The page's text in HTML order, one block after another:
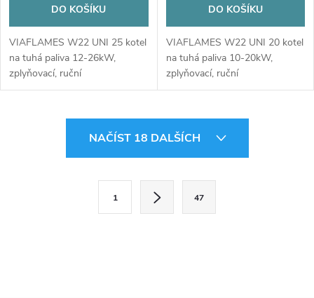
DO KOŠÍKU
VIAFLAMES W22 UNI 25 kotel
na tuhá paliva 12-26kW,
zplyňovací, ruční
DO KOŠÍKU
VIAFLAMES W22 UNI 20 kotel
na tuhá paliva 10-20kW,
zplyňovací, ruční
NAČÍST 18 DALŠÍCH
1 47